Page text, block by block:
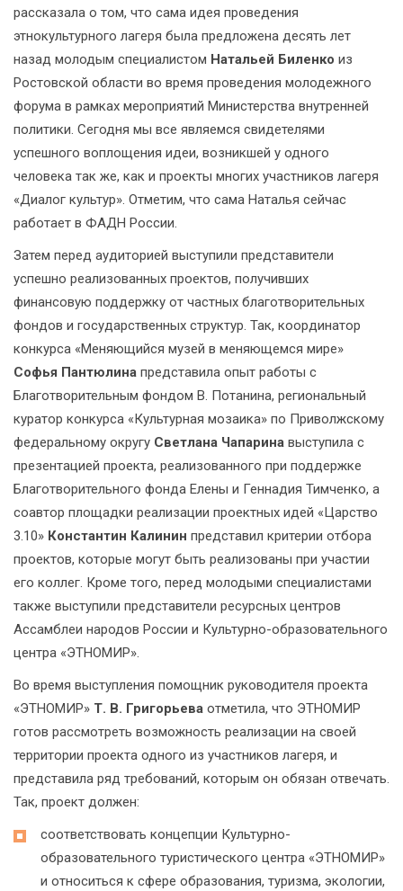
рассказала о том, что сама идея проведения
этнокультурного лагеря была предложена десять лет
назад молодым специалистом Натальей Биленко из
Ростовской области во время проведения молодежного
форума в рамках мероприятий Министерства внутренней
политики. Сегодня мы все являемся свидетелями
успешного воплощения идеи, возникшей у одного
человека так же, как и проекты многих участников лагеря
«Диалог культур». Отметим, что сама Наталья сейчас
работает в ФАДН России.
Затем перед аудиторией выступили представители
успешно реализованных проектов, получивших
финансовую поддержку от частных благотворительных
фондов и государственных структур. Так, координатор
конкурса «Меняющийся музей в меняющемся мире»
Софья Пантюлина представила опыт работы с
Благотворительным фондом В. Потанина, региональный
куратор конкурса «Культурная мозаика» по Приволжскому
федеральному округу Светлана Чапарина выступила с
презентацией проекта, реализованного при поддержке
Благотворительного фонда Елены и Геннадия Тимченко, а
соавтор площадки реализации проектных идей «Царство
3.10» Константин Калинин представил критерии отбора
проектов, которые могут быть реализованы при участии
его коллег. Кроме того, перед молодыми специалистами
также выступили представители ресурсных центров
Ассамблеи народов России и Культурно-образовательного
центра «ЭТНОМИР».
Во время выступления помощник руководителя проекта
«ЭТНОМИР» Т. В. Григорьева отметила, что ЭТНОМИР
готов рассмотреть возможность реализации на своей
территории проекта одного из участников лагеря, и
представила ряд требований, которым он обязан отвечать.
Так, проект должен:
соответствовать концепции Культурно-
образовательного туристического центра «ЭТНОМИР»
и относиться к сфере образования, туризма, экологии,